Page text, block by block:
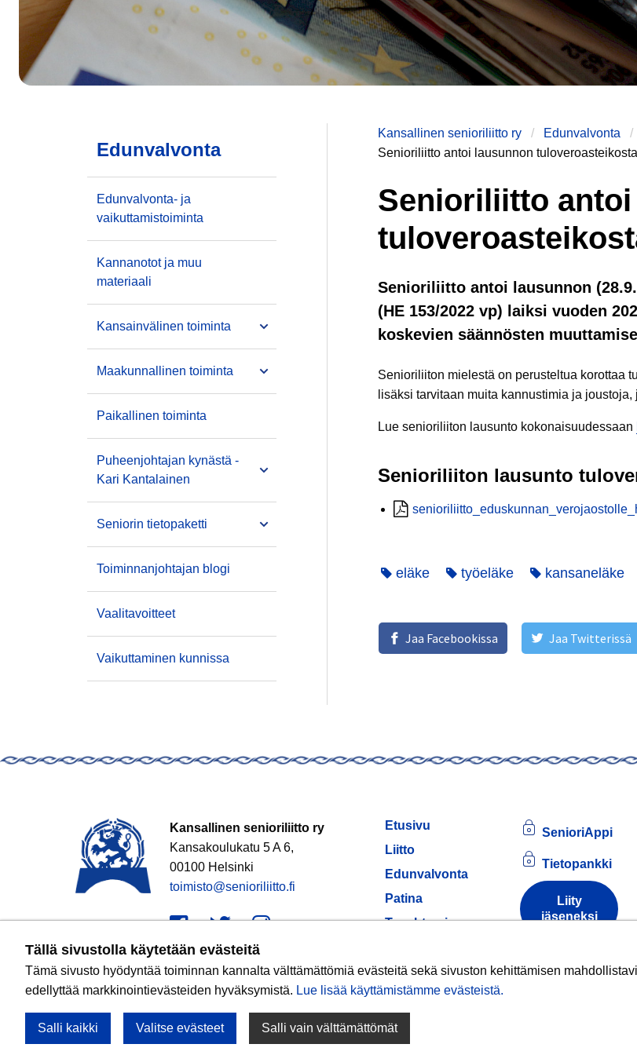
Tällä sivustolla käytetään evästeitä
Tämä sivusto hyödyntää toiminnan kannalta välttämättömiä evästeitä sekä sivuston kehittämisen
edellyttää markkinointievästeiden hyväksymistä. Lue lisää käyttämistämme evästeistä.​​​​​​
Salli kaikki Salli vain välttämättömät
Valitse evästeet
Kansallinen senioriliitto ry Edunvalvonta
Senioriliitto antoi lausunnon tuloveroasteikosta
Senioriliitto
Senioriliitto antoi lausunnon
(HE 153/2022 vp) laiksi vuoden
koskevien säännösten
Senioriliiton mielestä on perusteltua korottaa
lisäksi tarvitaan muita kannustimia ja
Lue senioriliiton lausunto kokonaisuudessaan
Senioriliiton lausunto
eläke työeläke kansaneläke
Jaa Facebookissa Jaa Twitterissä
Edunvalvonta
Edunvalvonta- ja
vaikuttamistoiminta
Kannanotot ja muu
materiaali
Kansainvälinen toiminta
Maakunnallinen toiminta
Paikallinen toiminta
Puheenjohtajan kynästä -
Kari Kantalainen
Seniorin tietopaketti
Toiminnanjohtajan blogi
Vaalitavoitteet
Vaikuttaminen kunnissa
Kansallinen senioriliitto ry
Kansakoulukatu 5 A 6,
00100 Helsinki
toimisto@senioriliitto.fi
Facebook
TwitterInstagram
Etusivu
Liitto
Edunvalvonta
Patina
Tapahtumia
Hankkeet
Liittokokous
SenioriAppi
Tietopankki
Liity
jäseneksi
evästeistä